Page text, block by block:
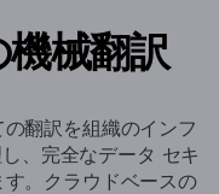
械翻訳
翻訳を組織のインフ
、完全なデータ セキ
。クラウドベースの